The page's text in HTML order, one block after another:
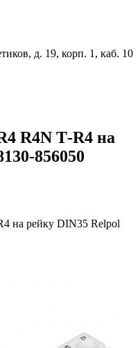
д. 19, корп. 1, каб. 10
R4N Т-R4 на
856050
на рейку DIN35 Relpol